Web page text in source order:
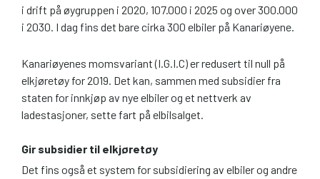
i drift på øygruppen i 2020, 107.000 i 2025 og over 300.000
i 2030. I dag fins det bare cirka 300 elbiler på Kanariøyene.
Kanariøyenes momsvariant (I.G.I.C) er redusert til null på
elkjøretøy for 2019. Det kan, sammen med subsidier fra
staten for innkjøp av nye elbiler og et nettverk av
ladestasjoner, sette fart på elbilsalget.
Gir subsidier til elkjøretøy
Det fins også et system for subsidiering av elbiler og andre